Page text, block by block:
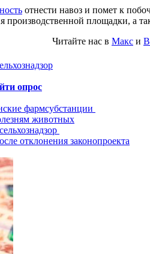
отнести навоз и помет к
производственной площадки, а
Читайте нас в Макс и
опрос
фармсубстанции
животных
отклонения законопроекта